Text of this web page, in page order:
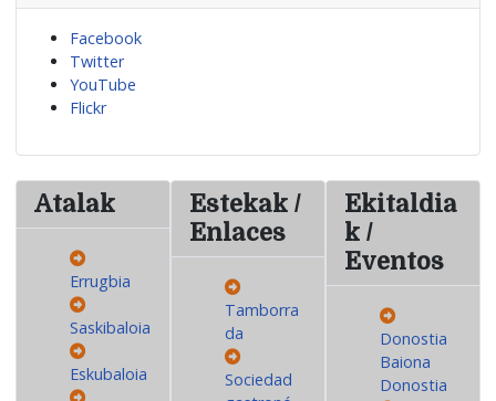
Facebook
Twitter
YouTube
Flickr
Atalak
Errugbia
Saskibaloia
Eskubaloia
Estekak /
Enlaces
Tamborra
da
Sociedad
Ekitaldia
k /
Eventos
Donostia
Baiona
Donostia